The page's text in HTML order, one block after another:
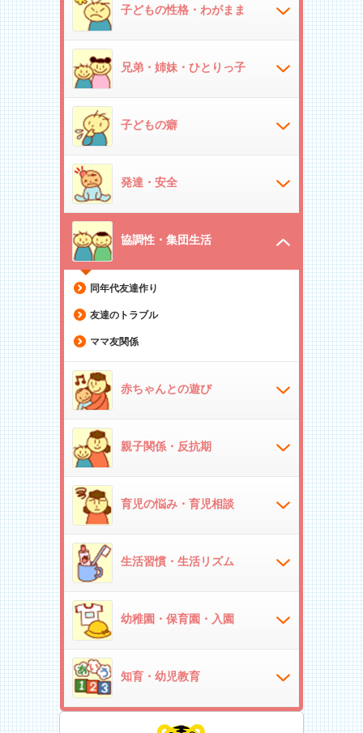
子どもの性格・わがまま
兄弟・姉妹・ひとりっ子
子どもの癖
発達・安全
協調性・集団生活
同年代友達作り
友達のトラブル
ママ友関係
赤ちゃんとの遊び
親子関係・反抗期
育児の悩み・育児相談
生活習慣・生活リズム
幼稚園・保育園・入園
知育・幼児教育